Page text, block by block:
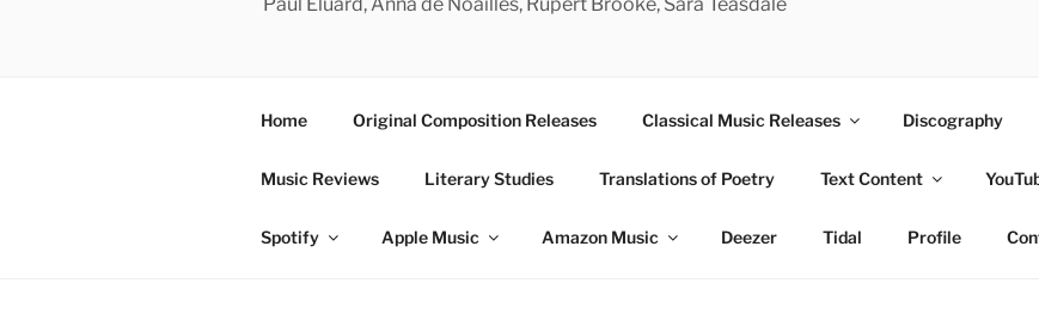
Home Original Composition Releases Classical Music Releases Discography
Music Reviews Literary Studies Translations of Poetry Text Content
Spotify Apple Music Amazon Music Deezer Tidal Profile